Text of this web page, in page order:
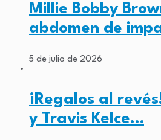
Millie Bobby
abdomen de
5 de julio de 2026
¡Regalos al
y Travis Kelce…